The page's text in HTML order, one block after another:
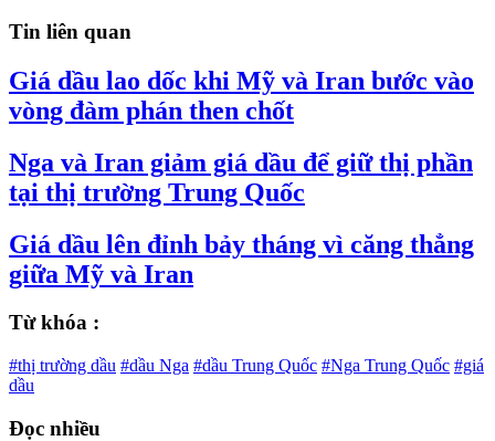
Tin liên quan
Giá dầu lao dốc khi Mỹ và Iran bước vào
vòng đàm phán then chốt
Nga và Iran giảm giá dầu để giữ thị phần
tại thị trường Trung Quốc
Giá dầu lên đỉnh bảy tháng vì căng thẳng
giữa Mỹ và Iran
Từ khóa :
#thị trường dầu #dầu Nga #dầu Trung Quốc #Nga Trung Quốc #giá
dầu
Đọc nhiều